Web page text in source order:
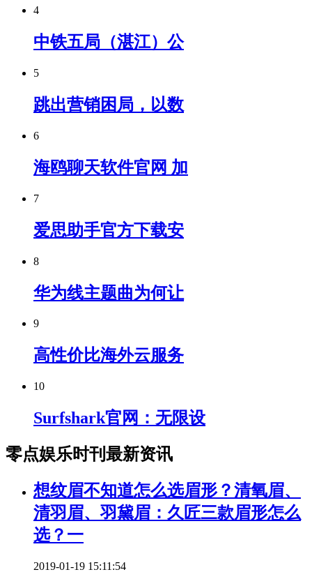
4
中铁五局（湛江）公
5
跳出营销困局，以数
6
海鸥聊天软件官网 加
7
爱思助手官方下载安
8
华为线主题曲为何让
9
高性价比海外云服务
10
Surfshark官网：无限设
零点娱乐时刊最新资讯
想纹眉不知道怎么选眉形？清氧眉、
清羽眉、羽黛眉：久匠三款眉形怎么
选？一
2019-01-19 15:11:54